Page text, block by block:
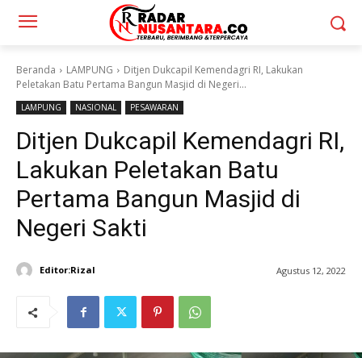
Beranda LAMPUNG
Ditjen Dukcapil Kemendagri RI, Lakukan
Peletakan Batu Pertama Bangun Masjid di Negeri...
LAMPUNG NASIONAL PESAWARAN
Ditjen Dukcapil Kemendagri RI,
Lakukan Peletakan Batu
Pertama Bangun Masjid di
Negeri Sakti
Editor:Rizal Agustus 12, 2022